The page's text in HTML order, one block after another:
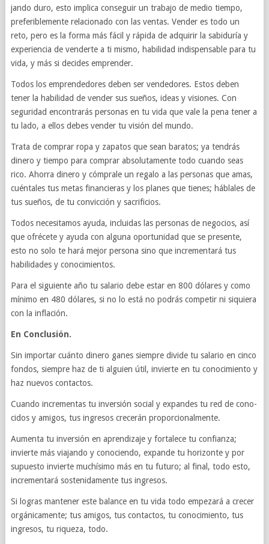
jando duro, esto implica con­seguir un tra­bajo de medio tiempo,
preferi­ble­mente rela­cionado con las ven­tas. Vender es todo un
reto, pero es la forma más fácil y ráp­ida de adquirir la sabiduría y
expe­ri­en­cia de venderte a ti mismo, habil­i­dad indis­pens­able para tu
vida, y más si decides emprender.
Todos los emprende­dores deben ser vende­dores. Estos deben
tener la habil­i­dad de vender sus sueños, ideas y visiones. Con
seguri­dad encon­trarás per­sonas en tu vida que vale la pena tener a
tu lado, a ellos debes vender tu visión del mundo.
Trata de com­prar ropa y zap­atos que sean baratos; ya ten­drás
dinero y tiempo para com­prar abso­lu­ta­mente todo cuando seas
rico. Ahorra dinero y cóm­prale un regalo a las per­sonas que amas,
cuén­tales tus metas financieras y los planes que tienes; háblales de
tus sueños, de tu con­vic­ción y sacrificios.
Todos nece­si­ta­mos ayuda, inclu­i­das las per­sonas de nego­cios, así
que ofrécete y ayuda con alguna opor­tu­nidad que se pre­sente,
esto no solo te hará mejor per­sona sino que incre­men­tará tus
habil­i­dades y conocimientos.
Para el sigu­iente año tu salario debe estar en 800 dólares y como
mín­imo en 480 dólares, si no lo está no podrás com­pe­tir ni siquiera
con la inflación.
En Con­clusión.
Sin impor­tar cuánto dinero ganes siem­pre divide tu salario en cinco
fon­dos, siempre haz de ti alguien útil, invierte en tu conocimiento y
haz nuevos con­tac­tos.
Cuando incre­men­tas tu inver­sión social y expandes tu red de cono­
ci­dos y ami­gos, tus ingre­sos cre­cerán pro­por­cional­mente.
Aumenta tu inver­sión en apren­dizaje y for­t­alece tu con­fi­anza;
invierte más via­jando y cono­ciendo, expande tu hor­i­zonte y por
supuesto invierte muchísimo más en tu futuro; al final, todo esto,
incre­men­tará sostenida­mente tus ingresos.
Si logras man­tener este bal­ance en tu vida todo empezará a cre­cer
orgáni­ca­mente; tus ami­gos, tus con­tac­tos, tu conocimiento, tus
ingre­sos, tu riqueza, todo.